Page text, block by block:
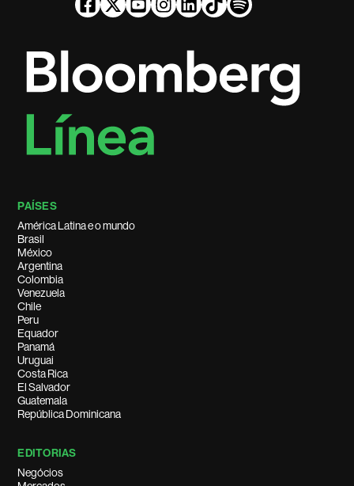
PAÍSES
América Latina e o mundo
Brasil
México
Argentina
Colombia
Venezuela
Chile
Peru
Equador
Panamá
Uruguai
Costa Rica
El Salvador
Guatemala
República Dominicana
EDITORIAS
Negócios